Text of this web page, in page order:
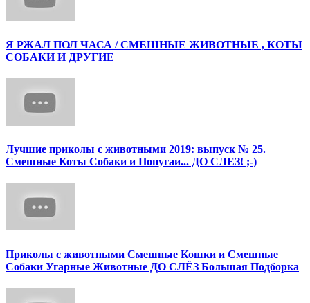
Я РЖАЛ ПОЛ ЧАСА / СМЕШНЫЕ ЖИВОТНЫЕ , КОТЫ
СОБАКИ И ДРУГИЕ
Лучшие приколы с животными 2019: выпуск № 25.
Смешные Коты Собаки и Попугаи... ДО СЛЕЗ! ;-)
Приколы с животными Смешные Кошки и Смешные
Собаки Угарные Животные ДО СЛЁЗ Большая Подборка